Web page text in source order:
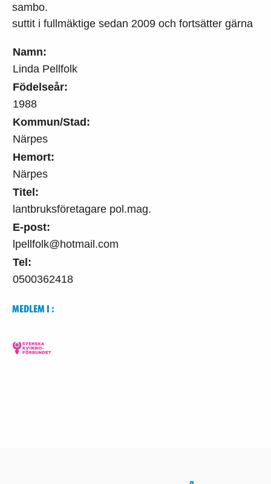
Namn:
Linda Pellfolk
Födelseår:
1988
Kommun/Stad:
Närpes
Hemort:
Närpes
Titel:
lantbruksföretagare pol.mag.
E-post:
lpellfolk@hotmail.com
Tel:
0500362418
MEDLEM I :
sambo.
suttit i fullmäktige sedan 2009 och fortsätter gärna